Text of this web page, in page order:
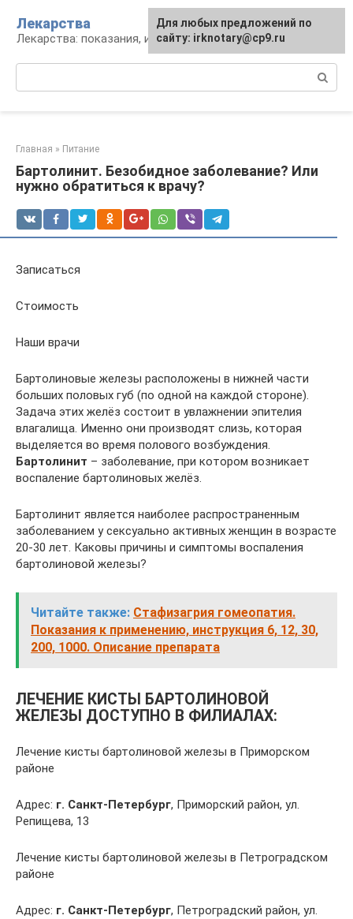
контенту
Лекарства
Лекарства: показания, инструкция, аналоги
Главная » Питание
Бартолинит. Безобидное заболевание? Или
нужно обратиться к врачу?
Записаться
Стоимость
Наши врачи
Бартолиновые железы расположены в нижней части
больших половых губ (по одной на каждой стороне).
Задача этих желёз состоит в увлажнении эпителия
влагалища. Именно они производят слизь, которая
выделяется во время полового возбуждения.
Бартолинит – заболевание, при котором возникает
воспаление бартолиновых желёз.
Бартолинит является наиболее распространенным
заболеванием у сексуально активных женщин в возрасте
20-30 лет. Каковы причины и симптомы воспаления
бартолиновой железы?
Читайте также: Стафизагрия гомеопатия.
Показания к применению, инструкция 6, 12, 30,
200, 1000. Описание препарата
ЛЕЧЕНИЕ КИСТЫ БАРТОЛИНОВОЙ
ЖЕЛЕЗЫ ДОСТУПНО В ФИЛИАЛАХ:
Лечение кисты бартолиновой железы в Приморском
районе
Адрес: г. Санкт-Петербург, Приморский район, ул.
Репищева, 13
Лечение кисты бартолиновой железы в Петроградском
районе
Адрес: г. Санкт-Петербург, Петроградский район, ул.
Для любых предложений по
сайту: irknotary@cp9.ru